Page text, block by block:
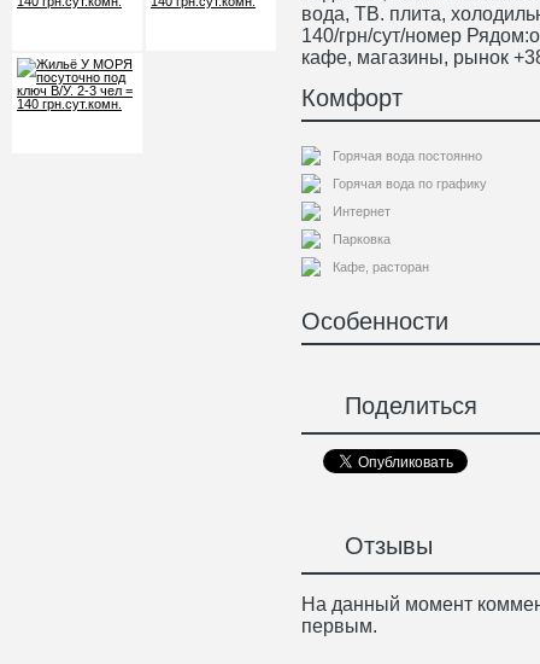
вода, ТВ. плита,
140/грн/сут/номер
кафе, магазины, рынок
Комфорт
Горячая вода постоянно
Горячая вода по графику
Интернет
Парковка
Кафе, расторан
Особенности
Поделиться
Отзывы
На данный момент
первым.